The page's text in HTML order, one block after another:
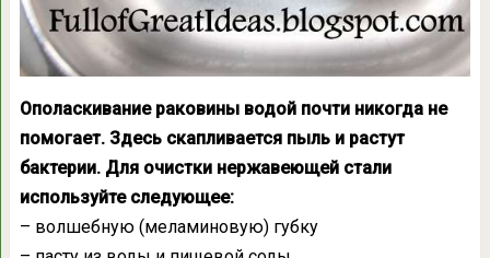
Ополаскивание раковины водой почти никогда не
помогает. Здесь скапливается пыль и растут
бактерии. Для очистки нержавеющей стали
используйте следующее:
– волшебную (меламиновую) губку